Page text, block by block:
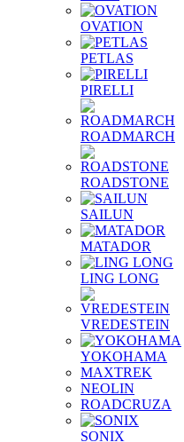
OVATION
PETLAS
PIRELLI
ROADMARCH
ROADSTONE
SAILUN
MATADOR
LING LONG
VREDESTEIN
YOKOHAMA
MAXTREK
NEOLIN
ROADCRUZA
SONIX